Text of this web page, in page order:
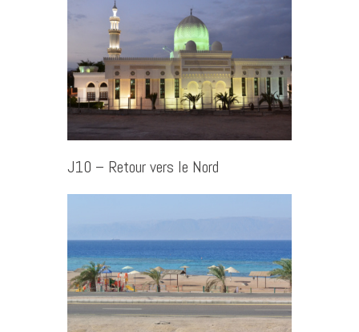
J10 – Retour vers le Nord